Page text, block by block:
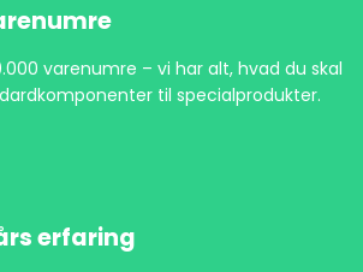
varenumre – vi har alt, hvad du skal
til specialprodukter.
erfaring